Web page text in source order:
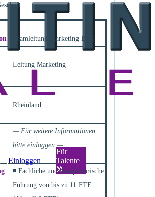
Einloggen
Für
Talente
Teamleitung Marketing B2C
Leitung Marketing
Rheinland
— Für weitere Informationen
bitte einloggen —
◾ Fachliche und disziplinarische
Führung von bis zu 11 FTE